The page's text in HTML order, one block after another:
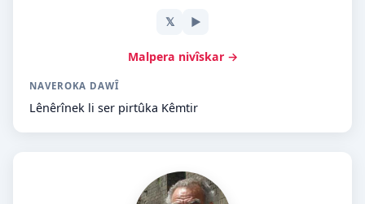
𝕏 ▶
Malpera nivîskar →
NAVEROKA DAWÎ
Lênêrînek li ser pirtûka Kêmtir